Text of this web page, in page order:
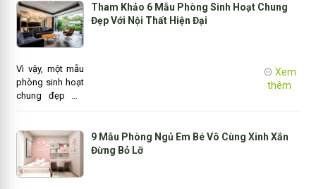
2010, do trang
Beautiful House
tổng hợp và bất
ngờ trở lại hot
Tham Khảo 6 Mẫu Phòng Sinh Hoạt Chung
Đẹp Với Nội Thất Hiện Đại
Vì vậy, một mẫu
phòng sinh hoạt
chung đẹp mà
công ty Nhà
bài viết dưới đây
sẽ là nguồn cảm
hứng mới mẻ
cho ngôi nhà
Xem
thêm
9 Mẫu Phòng Ngủ Em Bé Vô Cùng Xinh Xắn
Đừng Bỏ Lỡ